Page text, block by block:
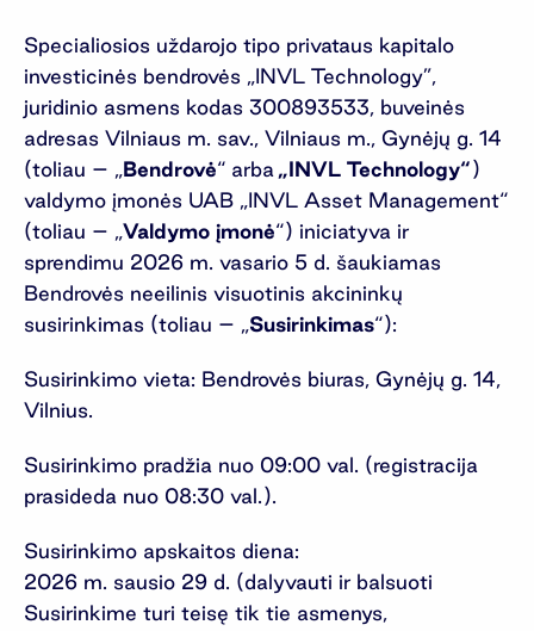
Specialiosios uždarojo tipo privataus kapitalo
investicinės bendrovės „INVL Technology”,
juridinio asmens kodas 300893533, buveinės
adresas Vilniaus m. sav., Vilniaus m., Gynėjų g. 14
(toliau – „Bendrovė“ arba „INVL Technology“)
valdymo įmonės UAB „INVL Asset Management“
(toliau – „Valdymo įmonė“) iniciatyva ir
sprendimu 2026 m. vasario 5 d. šaukiamas
Bendrovės neeilinis visuotinis akcininkų
susirinkimas (toliau – „Susirinkimas“):
Susirinkimo vieta: Bendrovės biuras, Gynėjų g. 14,
Vilnius.
Susirinkimo pradžia nuo 09:00 val. (registracija
prasideda nuo 08:30 val.).
Susirinkimo apskaitos diena:
2026 m. sausio 29 d. (dalyvauti ir balsuoti
Susirinkime turi teisę tik tie asmenys,